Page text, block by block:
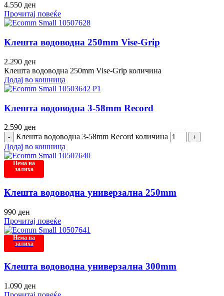
4.550 ден
Прочитај повеќе
Клешта водоводна 250mm Vise-Grip
2.290 ден
Клешта водоводна 250mm Vise-Grip количина
Додај во кошница
Клешта водоводна 3-58mm Record
2.590 ден
Клешта водоводна 3-58mm Record количина
Додај во кошница
Нема на
залиха
Клешта водоводна универзална 250mm
990 ден
Прочитај повеќе
Нема на
залиха
Клешта водоводна универзална 300mm
1.090 ден